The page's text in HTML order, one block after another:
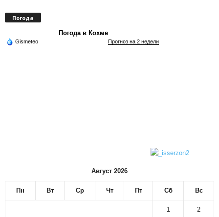
Погода
Погода в Кохме
Gismeteo Прогноз на 2 недели
Август 2026
Пн Вт Ср Чт Пт Сб Вс
1 2